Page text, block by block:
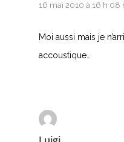
16 mai 2010 à 16 h 08
Moi aussi mais je
accoustique…